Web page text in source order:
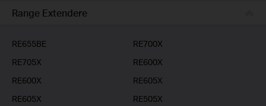
Business
Range Extendere
RE655BE
RE700X
RE705X
RE600X
RE600X
RE605X
RE605X
RE505X